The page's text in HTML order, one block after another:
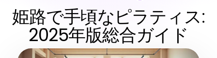
姫路で手頃なピラティス:
2025年版総合ガイド